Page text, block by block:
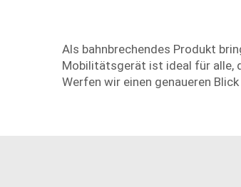
Als bahnbrechendes Produkt
Mobilitätsgerät ist ideal für alle,
Werfen wir einen genaueren